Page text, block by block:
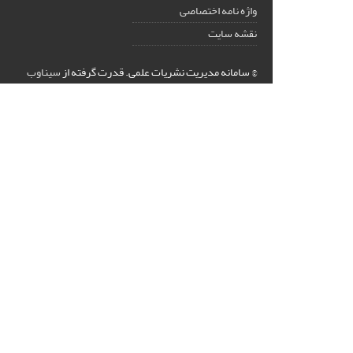
واژه نامه اختصاصی
نقشه سایت
© سامانه مدیریت نشریات علمی.قدرت گرفته ازسیناوب